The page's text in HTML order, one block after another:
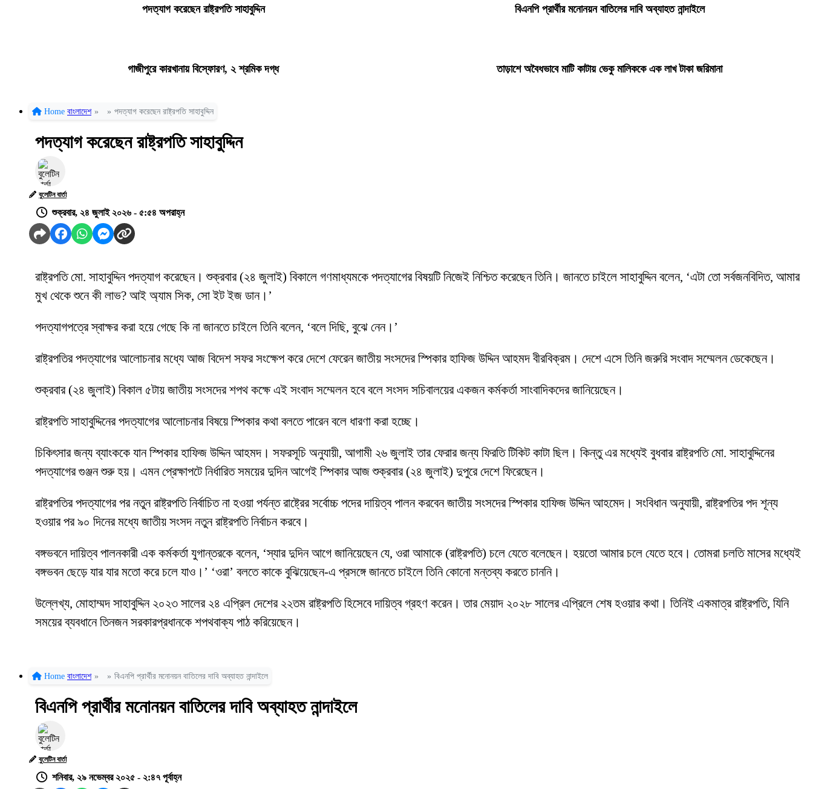
পদত্যাগ করেছেন রাষ্ট্রপতি সাহাবুদ্দিন বিএনপি প্রার্থীর মনোনয়ন বাতিলের দাবি অব্যাহত নান্দাইলে
গাজীপুরে কারখানায় বিস্ফোরণ, ২ শ্রমিক দগ্ধ তাড়াশে অবৈধভাবে মাটি কাটায় ভেকু মালিককে এক লাখ টাকা জরিমানা
Home বাংলাদেশ » » পদত্যাগ করেছেন রাষ্ট্রপতি সাহাবুদ্দিন
পদত্যাগ করেছেন রাষ্ট্রপতি সাহাবুদ্দিন
বুলেটিন বার্তা
শুক্রবার, ২৪ জুলাই ২০২৬ - ৫:৫৪ অপরাহ্ন
রাষ্ট্রপতি মো. সাহাবুদ্দিন পদত্যাগ করেছেন। শুক্রবার (২৪ জুলাই) বিকালে গণমাধ্যমকে পদত্যাগের বিষয়টি নিজেই নিশ্চিত করেছেন তিনি। জানতে চাইলে সাহাবুদ্দিন বলেন, ‘এটা তো সর্বজনবিদিত, আমার
মুখ থেকে শুনে কী লাভ? আই অ্যাম সিক, সো ইট ইজ ডান।’
পদত্যাগপত্রে স্বাক্ষর করা হয়ে গেছে কি না জানতে চাইলে তিনি বলেন, ‘বলে দিছি, বুঝে নেন।’
রাষ্ট্রপতির পদত্যাগের আলোচনার মধ্যে আজ বিদেশ সফর সংক্ষেপ করে দেশে ফেরেন জাতীয় সংসদের স্পিকার হাফিজ উদ্দিন আহমদ বীরবিক্রম। দেশে এসে তিনি জরুরি সংবাদ সম্মেলন ডেকেছেন।
শুক্রবার (২৪ জুলাই) বিকাল ৫টায় জাতীয় সংসদের শপথ কক্ষে এই সংবাদ সম্মেলন হবে বলে সংসদ সচিবালয়ের একজন কর্মকর্তা সাংবাদিকদের জানিয়েছেন।
রাষ্ট্রপতি সাহাবুদ্দিনের পদত্যাগের আলোচনার বিষয়ে স্পিকার কথা বলতে পারেন বলে ধারণা করা হচ্ছে।
চিকিৎসার জন্য ব্যাংককে যান স্পিকার হাফিজ উদ্দিন আহমদ। সফরসূচি অনুযায়ী, আগামী ২৬ জুলাই তার ফেরার জন্য ফিরতি টিকিট কাটা ছিল। কিন্তু এর মধ্যেই বুধবার রাষ্ট্রপতি মো. সাহাবুদ্দিনের
পদত্যাগের গুঞ্জন শুরু হয়। এমন প্রেক্ষাপটে নির্ধারিত সময়ের দুদিন আগেই স্পিকার আজ শুক্রবার (২৪ জুলাই) দুপুরে দেশে ফিরেছেন।
রাষ্ট্রপতির পদত্যাগের পর নতুন রাষ্ট্রপতি নির্বাচিত না হওয়া পর্যন্ত রাষ্ট্রের সর্বোচ্চ পদের দায়িত্ব পালন করবেন জাতীয় সংসদের স্পিকার হাফিজ উদ্দিন আহমেদ। সংবিধান অনুযায়ী, রাষ্ট্রপতির পদ শূন্য
হওয়ার পর ৯০ দিনের মধ্যে জাতীয় সংসদ নতুন রাষ্ট্রপতি নির্বাচন করবে।
বঙ্গভবনে দায়িত্ব পালনকারী এক কর্মকর্তা যুগান্তরকে বলেন, ‘স্যার দুদিন আগে জানিয়েছেন যে, ওরা আমাকে (রাষ্ট্রপতি) চলে যেতে বলেছেন। হয়তো আমার চলে যেতে হবে। তোমরা চলতি মাসের মধ্যেই
বঙ্গভবন ছেড়ে যার যার মতো করে চলে যাও।’ ‘ওরা’ বলতে কাকে বুঝিয়েছেন-এ প্রসঙ্গে জানতে চাইলে তিনি কোনো মন্তব্য করতে চাননি।
উল্লেখ্য, মোহাম্মদ সাহাবুদ্দিন ২০২৩ সালের ২৪ এপ্রিল দেশের ২২তম রাষ্ট্রপতি হিসেবে দায়িত্ব গ্রহণ করেন। তার মেয়াদ ২০২৮ সালের এপ্রিলে শেষ হওয়ার কথা। তিনিই একমাত্র রাষ্ট্রপতি, যিনি
সময়ের ব্যবধানে তিনজন সরকারপ্রধানকে শপথবাক্য পাঠ করিয়েছেন।
Home বাংলাদেশ » » বিএনপি প্রার্থীর মনোনয়ন বাতিলের দাবি অব্যাহত নান্দাইলে
বিএনপি প্রার্থীর মনোনয়ন বাতিলের দাবি অব্যাহত নান্দাইলে
বুলেটিন বার্তা
শনিবার, ২৯ নভেম্বর ২০২৫ - ২:৪৭ পূর্বাহ্ন